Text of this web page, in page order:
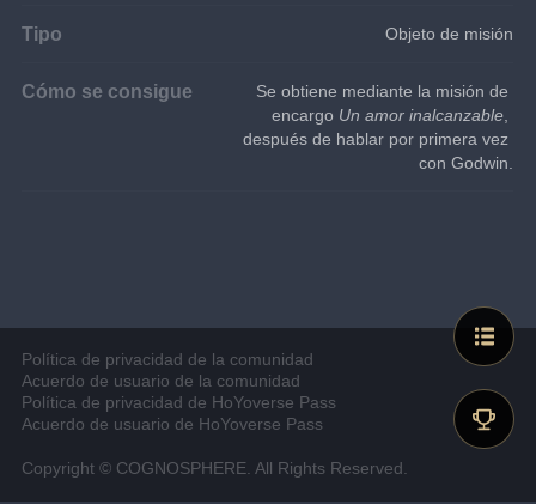
Tipo Objeto de misión
Cómo se consigue
Se obtiene mediante la misión de
encargo Un amor inalcanzable
después de hablar por primera vez
con Godwin.
Política de privacidad de la comunidad
Acuerdo de usuario de la comunidad
Política de privacidad de HoYoverse Pass
Acuerdo de usuario de HoYoverse Pass
Copyright © COGNOSPHERE. All Rights Reserved.